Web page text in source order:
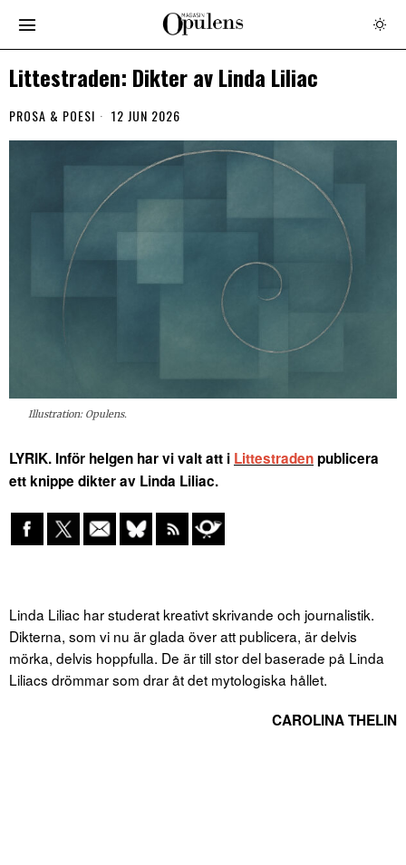
Littestraden: Dikter av Linda Liliac
PROSA & POESI 12 JUN 2026
Illustration: Opulens.
LYRIK. Inför helgen har vi valt att i Littestradenpublicera
ett knippe dikter av Linda Liliac.
Linda Liliac har studerat kreativt skrivande och journalistik.
Dikterna, som vi nu är glada över att publicera, är delvis
mörka, delvis hoppfulla. De är till stor del baserade på Linda
Liliacs drömmar som drar åt det mytologiska hållet.
CAROLINA THELIN